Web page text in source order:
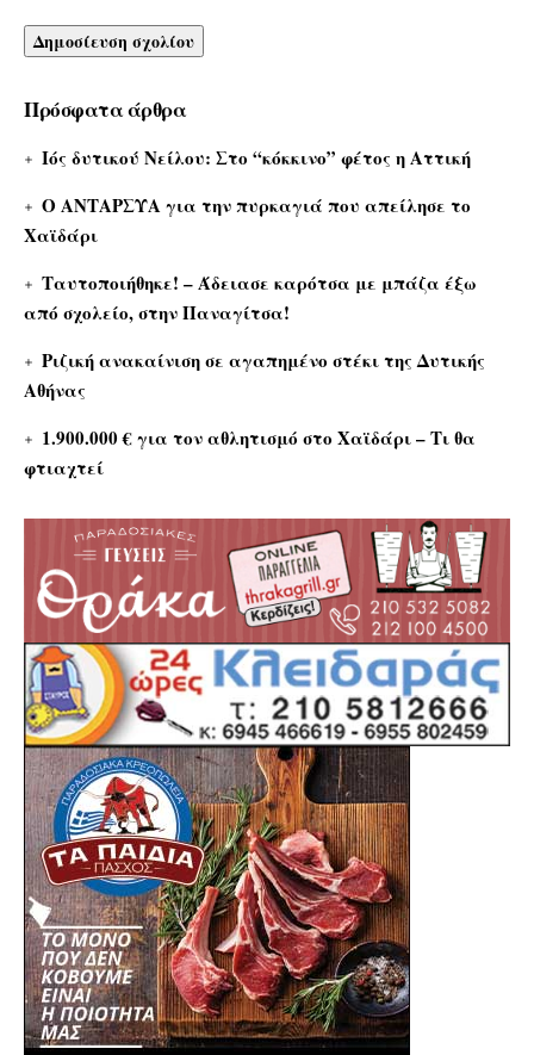
Πρόσφατα άρθρα
Ιός δυτικού Νείλου: Στο “κόκκινο” φέτος η Αττική
Ο ΑΝΤΑΡΣΥΑ για την πυρκαγιά που απείλησε το
Χαϊδάρι
Ταυτοποιήθηκε! – Άδειασε καρότσα με μπάζα έξω
από σχολείο, στην Παναγίτσα!
Ριζική ανακαίνιση σε αγαπημένο στέκι της Δυτικής
Αθήνας
1.900.000 € για τον αθλητισμό στο Χαϊδάρι – Τι θα
φτιαχτεί